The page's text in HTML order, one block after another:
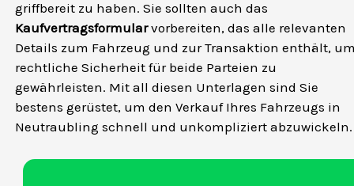
griffbereit zu haben. Sie sollten auch das
Kaufvertragsformularvorbereiten, das alle relevanten
Details zum Fahrzeug und zur Transaktion enthält,
rechtliche Sicherheit für beide Parteien zu
gewährleisten. Mit all diesen Unterlagen sind Sie
bestens gerüstet, um den Verkauf Ihres Fahrzeugs in
Neutraubling schnell und unkompliziert abzuwickeln.